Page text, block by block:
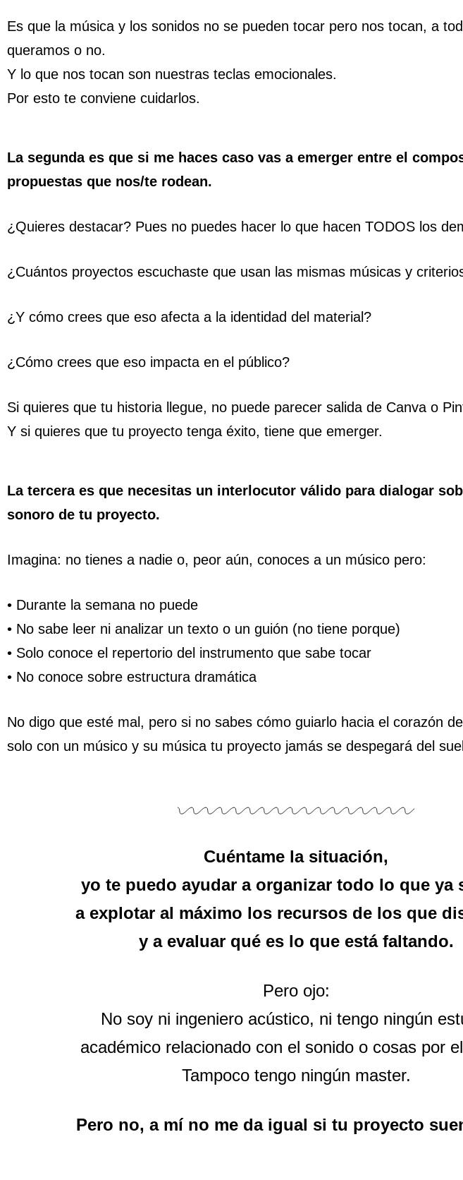
Es que la música y los sonidos no se pueden tocar pero nos tocan, a
queramos o no.
Y lo que nos tocan son nuestras teclas emocionales.
Por esto te conviene cuidarlos.
La segunda es que si me haces caso vas a emerger entre el
propuestas que nos/te rodean.
¿Quieres destacar? Pues no puedes hacer lo que hacen TODOS los
¿Cuántos proyectos escuchaste que usan las mismas músicas y
¿Y cómo crees que eso afecta a la identidad del material?
¿Cómo crees que eso impacta en el público?
Si quieres que tu historia llegue, no puede parecer salida de Canva o
Y si quieres que tu proyecto tenga éxito, tiene que emerger.
La tercera es que necesitas un interlocutor válido para dialogar
sonoro de tu proyecto.
Imagina: no tienes a nadie o, peor aún, conoces a un músico pero:
• Durante la semana no puede
• No sabe leer ni analizar un texto o un guión (no tiene porque)
• Solo conoce el repertorio del instrumento que sabe tocar
• No conoce sobre estructura dramática
No digo que esté mal, pero si no sabes cómo guiarlo hacia el corazón
solo con un músico y su música tu proyecto jamás se despegará del
Cuéntame la situación,
yo te puedo ayudar a organizar todo lo que ya
a explotar al máximo los recursos de los que
y a evaluar qué es lo que está faltando.
Pero ojo:
No soy ni ingeniero acústico, ni tengo ningún
académico relacionado con el sonido o cosas por
Tampoco tengo ningún master.
Pero no, a mí no me da igual si tu proyecto